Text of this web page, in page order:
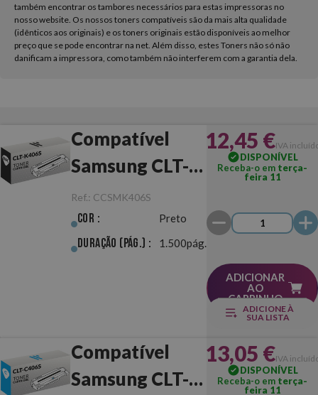
também encontrar os tambores necessários para estas impressoras no
nosso website. Os nossos toners compatíveis são da mais alta qualidade
(idênticos aos originais) e os toners originais estão disponíveis ao melhor
preço que se pode encontrar na net. Além disso, estes Toners não só não
danificam a impressora, como também não interferem com a garantia dela.
Compatível
Samsung CLT-
K406S Preto
Ref.: CCSMK406S
Cor : Preto
Duração (pág.) : 1.500pág.
12,45 €IVA
DISPONÍVEL
Receba-o em terça-
feira 11
ADICIONAR
AO
CARRINHO
ADICIONE À
SUA LISTA
Compatível
Samsung CLT-
13,05 €IVA
DISPONÍVEL
Receba-o em terça-
feira 11